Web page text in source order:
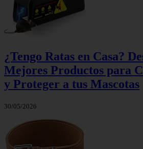
¿Tengo Ratas en Casa?
Mejores Productos para
y Proteger a tus Mascotas
30/05/2026